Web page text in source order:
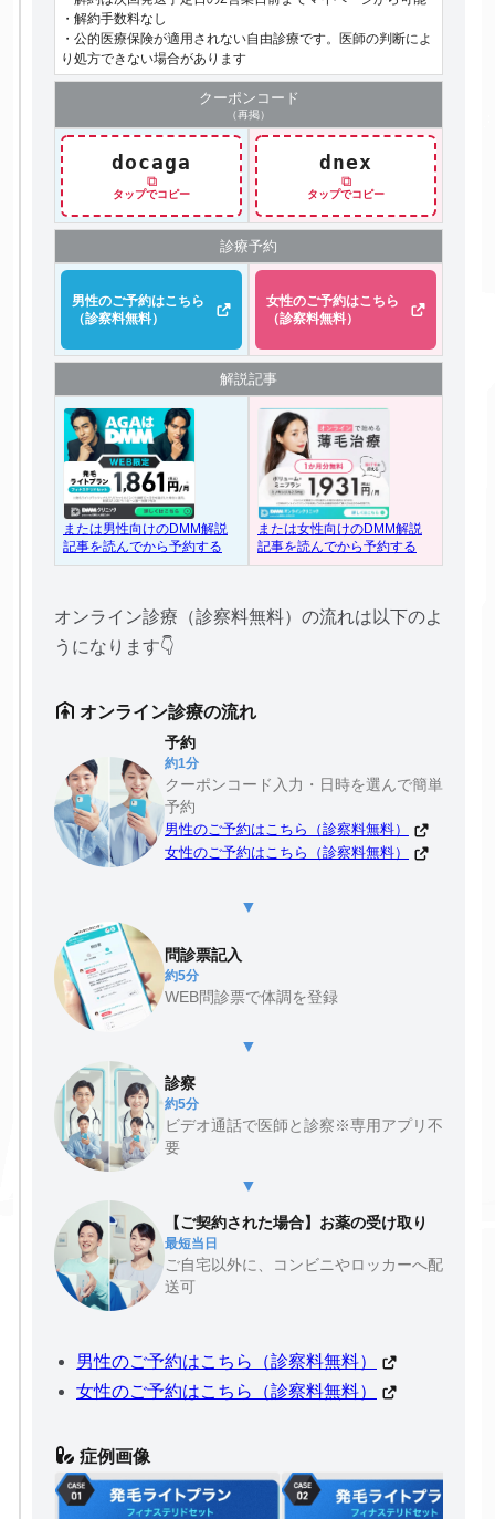
・解約手数料なし
・公的医療保険が適用されない自由診療です。医師の判断によ
り処方できない場合があります
クーポン コード
（再掲）
docaga
⧉
タップでコピー
dnex
⧉
タップでコピー
診療予約
男性のご予約はこちら
（診察料無料）
女性のご予約はこちら
（診察料無料）
解説記事
または男性向けのDMM解説
記事を読んでから予約する
または女性向けのDMM解説
記事を読んでから予約する
オンライン診療（診察料無料）の流れは以下のよ
うになります👇
オンライン診療の流れ
予約
約1分
クーポンコード入力・日時を選んで簡単
予約
男性のご予約はこちら（診察料無料）
女性のご予約はこちら（診察料無料）
▼
問診票記入
約5分
WEB問診票で体調を登録
▼
診察
約5分
ビデオ通話で医師と診察※専用アプリ不
要
▼
【ご契約された場合】お薬の受け取り
最短当日
ご自宅以外に、コンビニやロッカーへ配
送可
男性のご予約はこちら（診察料無料）
女性のご予約はこちら（診察料無料）
症例画像